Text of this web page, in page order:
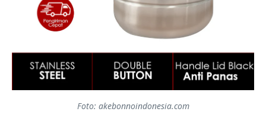
Foto: akebonnoindonesia.com